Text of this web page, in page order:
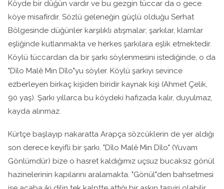
Köyde bir düğün vardır ve bu gezgin tüccar da o gece
köye misafirdir. Sözlü geleneğin güçlü olduğu Serhat
Bölgesinde düğünler karşılıklı atışmalar; şarkılar, klamlar
eşliğinde kutlanmakta ve herkes şarkılara eşlik etmektedir.
Köylü tüccardan da bir şarkı söylenmesini istediğinde, o da
"Dîlo Malê Min Dîlo"yu söyler. Köylü şarkıyı sevince
ezberleyen birkaç kişiden biridir kaynak kişi (Ahmet Çelik,
90 yaş). Şarkı yıllarca bu köydeki hafızada kalır, duyulmaz,
kayda alınmaz.
Kürtçe başlayıp nakaratta Arapça sözcüklerin de yer aldığı
son derece keyifli bir şarkı. "Dîlo Malê Min Dîlo" (Yuvam
Gönlümdür) bize o hasret kaldığımız uçsuz bucaksız gönül
hazinelerinin kapılarını aralamakta. "Gönül"den bahsetmesi